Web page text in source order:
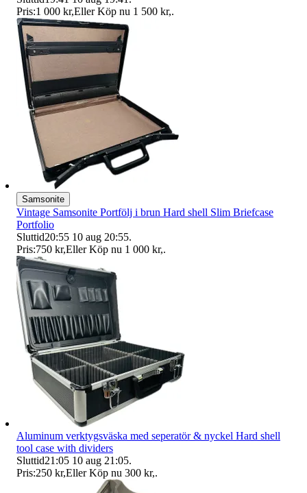
Pris:1 000 kr,Eller Köp nu 1 500 kr,.
Samsonite
Vintage Samsonite Portfölj i brun Hard shell Slim Briefcase
Portfolio
Sluttid20:55 10 aug 20:55.
Pris:750 kr,Eller Köp nu 1 000 kr,.
Aluminum verktygsväska med seperatör & nyckel Hard shell
tool case with dividers
Sluttid21:05 10 aug 21:05.
Pris:250 kr,Eller Köp nu 300 kr,.